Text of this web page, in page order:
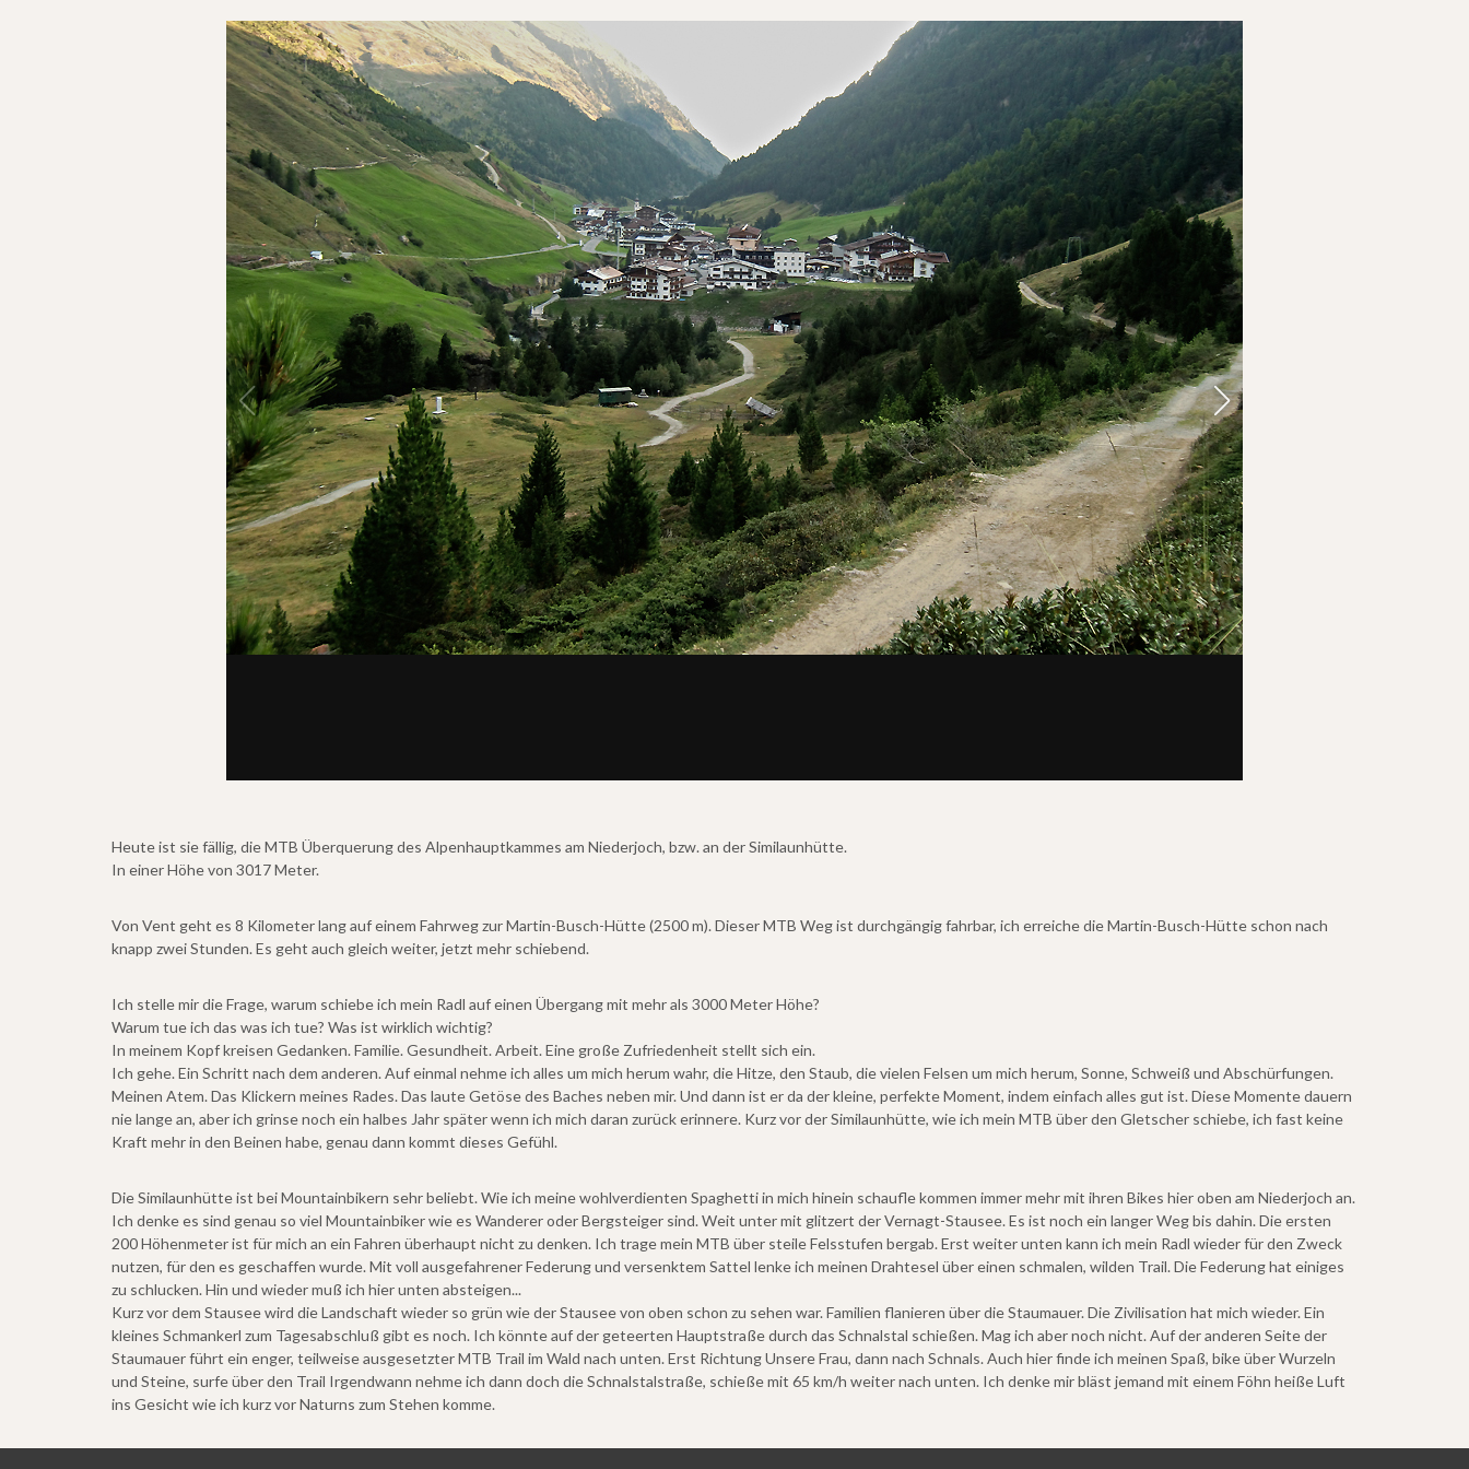
...immer gut zu fahren...
Heute ist sie fällig, die MTB Überquerung des Alpenhauptkammes am Niederjoch, bzw. an der Similaunhütte.
In einer Höhe von 3017 Meter.
Von Vent geht es 8 Kilometer lang auf einem Fahrweg zur Martin-Busch-Hütte (2500 m). Dieser MTB Weg ist durchgängig fahrbar, ich erreiche die Martin-Busch-Hütte schon nach
knapp zwei Stunden. Es geht auch gleich weiter, jetzt mehr schiebend.
Ich stelle mir die Frage, warum schiebe ich mein Radl auf einen Übergang mit mehr als 3000 Meter Höhe?
Warum tue ich das was ich tue? Was ist wirklich wichtig?
In meinem Kopf kreisen Gedanken. Familie. Gesundheit. Arbeit. Eine große Zufriedenheit stellt sich ein.
Ich gehe. Ein Schritt nach dem anderen. Auf einmal nehme ich alles um mich herum wahr, die Hitze, den Staub, die vielen Felsen um mich herum, Sonne, Schweiß und Abschürfungen.
Meinen Atem. Das Klickern meines Rades. Das laute Getöse des Baches neben mir. Und dann ist er da der kleine, perfekte Moment, indem einfach alles gut ist. Diese Momente dauern
nie lange an, aber ich grinse noch ein halbes Jahr später wenn ich mich daran zurück erinnere. Kurz vor der Similaunhütte, wie ich mein MTB über den Gletscher schiebe, ich fast keine
Kraft mehr in den Beinen habe, genau dann kommt dieses Gefühl.
Die Similaunhütte ist bei Mountainbikern sehr beliebt. Wie ich meine wohlverdienten Spaghetti in mich hinein schaufle kommen immer mehr mit ihren Bikes hier oben am Niederjoch an.
Ich denke es sind genau so viel Mountainbiker wie es Wanderer oder Bergsteiger sind. Weit unter mit glitzert der Vernagt-Stausee. Es ist noch ein langer Weg bis dahin. Die ersten
200 Höhenmeter ist für mich an ein Fahren überhaupt nicht zu denken. Ich trage mein MTB über steile Felsstufen bergab. Erst weiter unten kann ich mein Radl wieder für den Zweck
nutzen, für den es geschaffen wurde. Mit voll ausgefahrener Federung und versenktem Sattel lenke ich meinen Drahtesel über einen schmalen, wilden Trail. Die Federung hat einiges
zu schlucken. Hin und wieder muß ich hier unten absteigen...
Kurz vor dem Stausee wird die Landschaft wieder so grün wie der Stausee von oben schon zu sehen war. Familien flanieren über die Staumauer. Die Zivilisation hat mich wieder. Ein
kleines Schmankerl zum Tagesabschluß gibt es noch. Ich könnte auf der geteerten Hauptstraße durch das Schnalstal schießen. Mag ich aber noch nicht. Auf der anderen Seite der
Staumauer führt ein enger, teilweise ausgesetzter MTB Trail im Wald nach unten. Erst Richtung Unsere Frau, dann nach Schnals. Auch hier finde ich meinen Spaß, bike über Wurzeln
und Steine, surfe über den Trail Irgendwann nehme ich dann doch die Schnalstalstraße, schieße mit 65 km/h weiter nach unten. Ich denke mir bläst jemand mit einem Föhn heiße Luft
ins Gesicht wie ich kurz vor Naturns zum Stehen komme.